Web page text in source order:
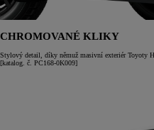
CHROMOVANÉ KLIKY
Stylový detail, díky němuž masivní exteriér Toyoty
[katalog. č. PC168-0K009]